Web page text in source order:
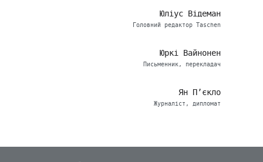
Юліус Відеман
Головний редактор Taschen
Юркі Вайнонен
Письменник, перекладач
Ян П’єкло
Журналіст, дипломат